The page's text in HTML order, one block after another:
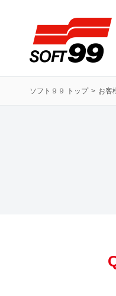
ソフト９９ トップ お客